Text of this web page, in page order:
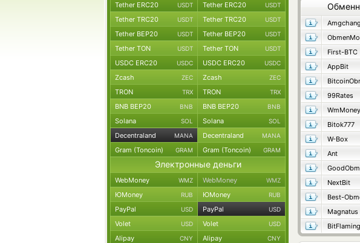
First-BTC
AppBit
99Rates
WmMoney
Bitok777
W-Box
Ant
NextBit
Best-
Magnatus
BitFlaming
Tether ERC20 USDT Tether ERC20 USDT
Tether TRC20 USDT Tether TRC20 USDT
Tether BEP20 USDT Tether BEP20 USDT
Tether TON USDT Tether TON USDT
USDC ERC20 USDC USDC ERC20 USDC
Zcash ZEC Zcash ZEC
TRON TRX TRON TRX
BNB BEP20 BNB BNB BEP20 BNB
Solana SOL Solana SOL
Decentraland MANA Decentraland MANA
Gram (Toncoin) GRAM Gram (Toncoin) GRAM
Электронные деньги
WebMoney WMZ WebMoney WMZ
ЮMoney RUB ЮMoney RUB
PayPal USD PayPal USD
Volet USD Volet USD
Alipay CNY Alipay CNY